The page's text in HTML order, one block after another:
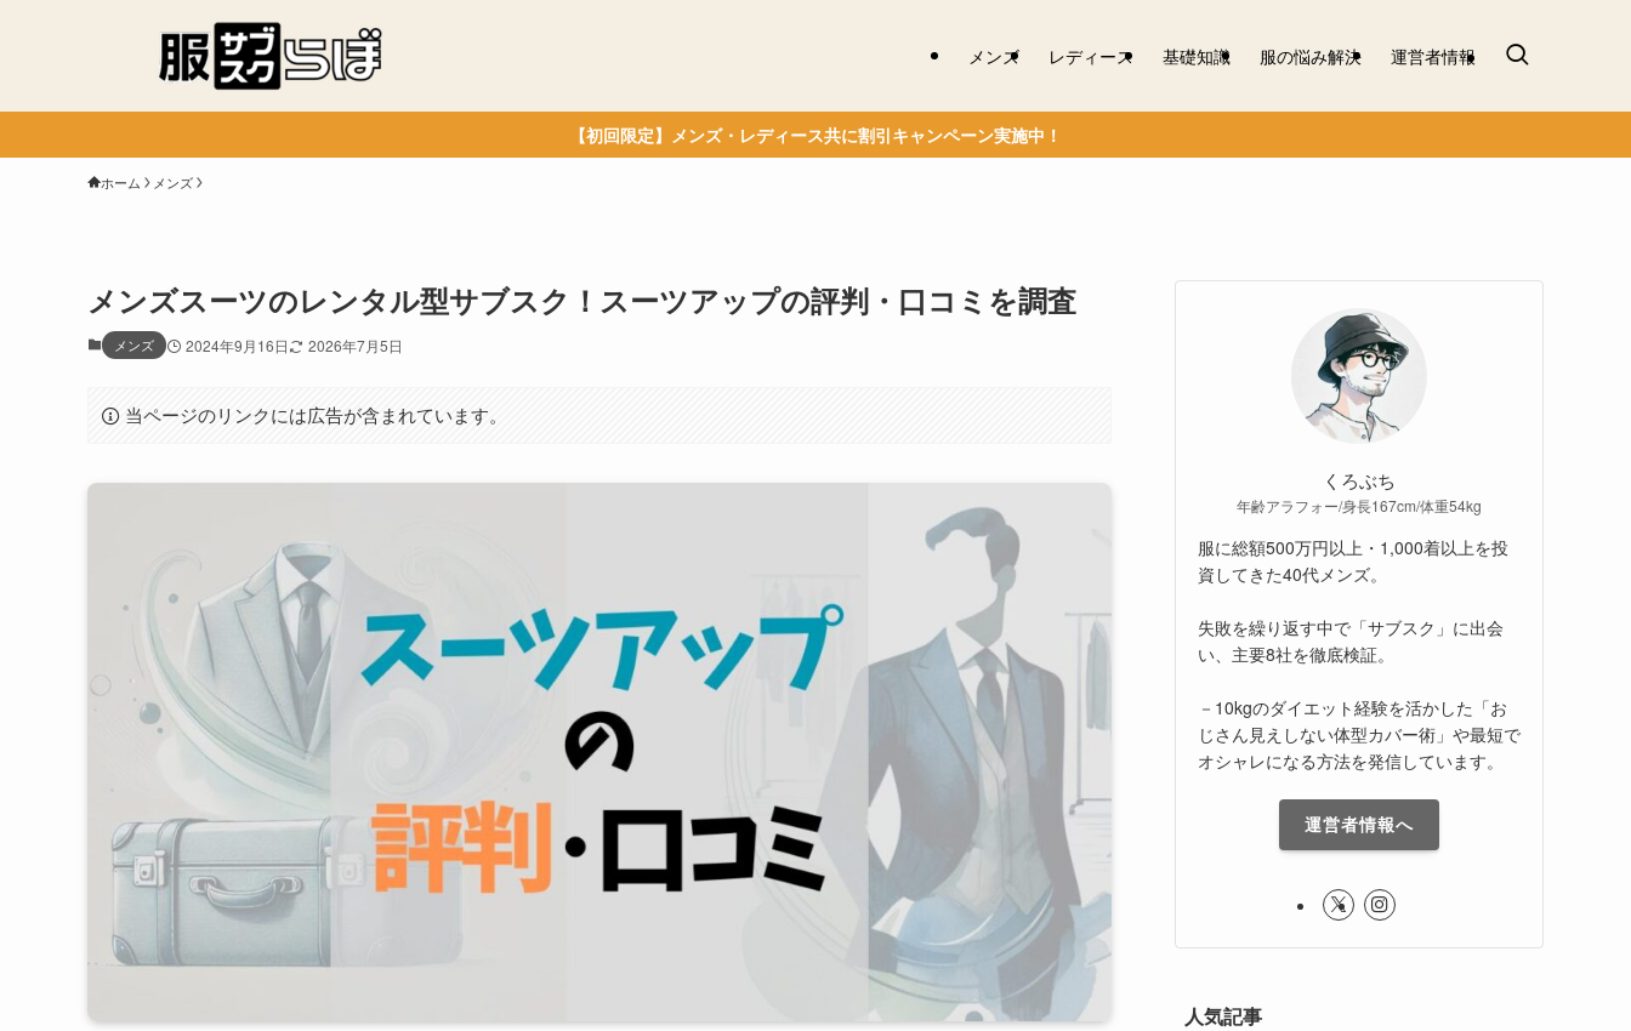
メンズ レディース 基礎知識 服の悩み解決 運営者情報
【初回限定】メンズ・レディース共に割引キャンペーン実施中！
ホーム メンズ
メンズスーツのレンタル型サブスク！スーツアップの評判・口コミを調査
メンズ 2024年9月16日 2026年7月5日
当ページのリンクには広告が含まれています。
くろぶち
年齢アラフォー/身長167cm/体重54kg
服に総額500万円以上・1,000着以上を投
資してきた40代メンズ。
失敗を繰り返す中で「サブスク」に出会
い、主要8社を徹底検証。
－10kgのダイエット経験を活かした「お
じさん見えしない体型カバー術」や最短で
オシャレになる方法を発信しています。
運営者情報へ
人気記事